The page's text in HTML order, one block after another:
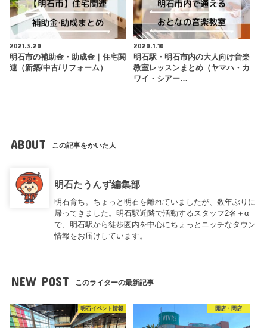
2021.3.20
明石市の補助金・助成金｜住宅関
連（新築/中古/リフォーム）
2020.1.10
明石駅・明石市内の大人向け音楽
教室レッスンまとめ（ヤマハ・カ
ワイ・シアー…
ABOUT この記事をかいた人
明石たうんず編集部
明石育ち。ちょっと明石を離れていましたが、数年ぶりに
帰ってきました。明石駅近隣で活動するスタッフ2名＋α
で、明石駅から徒歩圏内を中心にちょっとニッチなタウン
情報をお届けしています。
NEW POST このライターの最新記事
明石イベント情報 開店・閉店